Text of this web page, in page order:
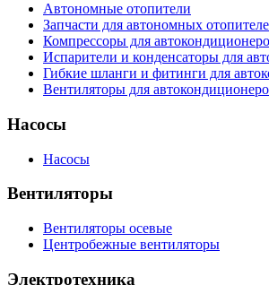
Автономные отопители
Запчасти для автономных
Компрессоры для
Испарители и конденсаторы для
Гибкие шланги и фитинги для
Вентиляторы для
Насосы
Насосы
Вентиляторы
Вентиляторы осевые
Центробежные вентиляторы
Электротехника